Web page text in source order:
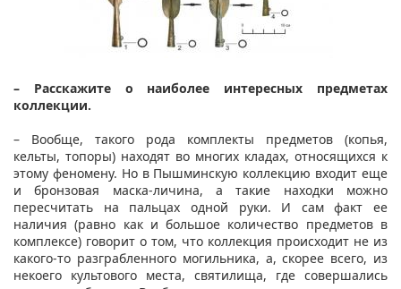
– Расскажите о наиболее интересных предметах
коллекции.
– Вообще, такого рода комплекты предметов (копья,
кельты, топоры) находят во многих кладах, относящихся к
этому феномену. Но в Пышминскую коллекцию входит еще
и бронзовая маска-личина, а такие находки можно
пересчитать на пальцах одной руки. И сам факт ее
наличия (равно как и большое количество предметов в
комплексе) говорит о том, что коллекция происходит не из
какого-то разграбленного могильника, а, скорее всего, из
некоего культового места, святилища, где совершались